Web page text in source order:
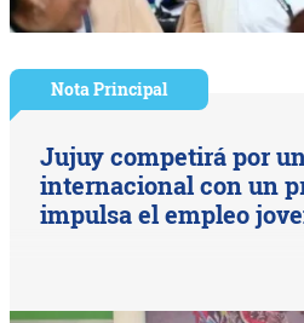
Nota Principal
Jujuy competirá por
internacional con un
impulsa el empleo